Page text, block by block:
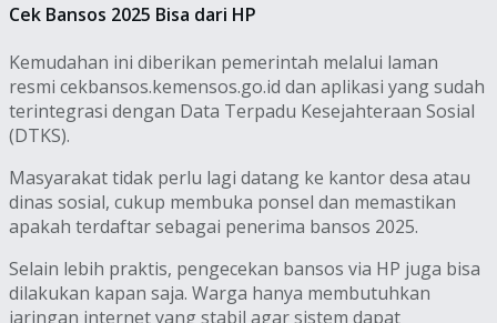
Cek Bansos 2025 Bisa dari HP
Kemudahan ini diberikan pemerintah melalui laman
resmi cekbansos.kemensos.go.id dan aplikasi yang sudah
terintegrasi dengan Data Terpadu Kesejahteraan Sosial
(DTKS).
Masyarakat tidak perlu lagi datang ke kantor desa atau
dinas sosial, cukup membuka ponsel dan memastikan
apakah terdaftar sebagai penerima bansos 2025.
Selain lebih praktis, pengecekan bansos via HP juga bisa
dilakukan kapan saja. Warga hanya membutuhkan
jaringan internet yang stabil agar sistem dapat